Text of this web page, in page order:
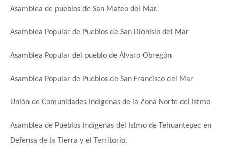
Asamblea de pueblos de San Mateo del Mar.
Asamblea Popular de Pueblos de San Dionisio del Mar
Asamblea Popular del pueblo de Álvaro Obregón
Asamblea Popular de Pueblos de San Francisco del Mar
Unión de Comunidades Indígenas de la Zona Norte del Istmo
Asamblea de Pueblos Indígenas del Istmo de Tehuantepec en
Defensa de la Tierra y el Territorio.